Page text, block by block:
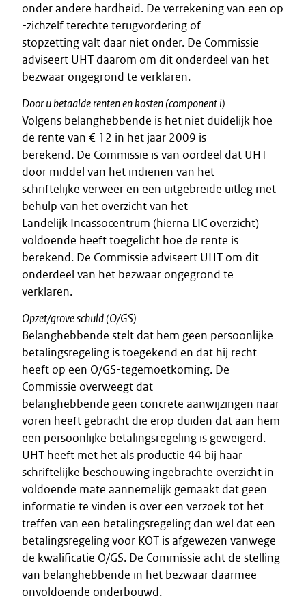
onder andere hardheid. De verrekening van een op
-zichzelf terechte terugvordering of
stopzetting valt daar niet onder. De Commissie
adviseert UHT daarom om dit onderdeel van het
bezwaar ongegrond te verklaren.
Door u betaalde renten en kosten (component i)
Volgens belanghebbende is het niet duidelijk hoe
de rente van € 12 in het jaar 2009 is
berekend. De Commissie is van oordeel dat UHT
door middel van het indienen van het
schriftelijke verweer en een uitgebreide uitleg met
behulp van het overzicht van het
Landelijk Incassocentrum (hierna LIC overzicht)
voldoende heeft toegelicht hoe de rente is
berekend. De Commissie adviseert UHT om dit
onderdeel van het bezwaar ongegrond te
verklaren.
Opzet/grove schuld (O/GS)
Belanghebbende stelt dat hem geen persoonlijke
betalingsregeling is toegekend en dat hij recht
heeft op een O/GS-tegemoetkoming. De
Commissie overweegt dat
belanghebbende geen concrete aanwijzingen naar
voren heeft gebracht die erop duiden dat aan hem
een persoonlijke betalingsregeling is geweigerd.
UHT heeft met het als productie 44 bij haar
schriftelijke beschouwing ingebrachte overzicht in
voldoende mate aannemelijk gemaakt dat geen
informatie te vinden is over een verzoek tot het
treffen van een betalingsregeling dan wel dat een
betalingsregeling voor KOT is afgewezen vanwege
de kwalificatie O/GS. De Commissie acht de stelling
van belanghebbende in het bezwaar daarmee
onvoldoende onderbouwd.